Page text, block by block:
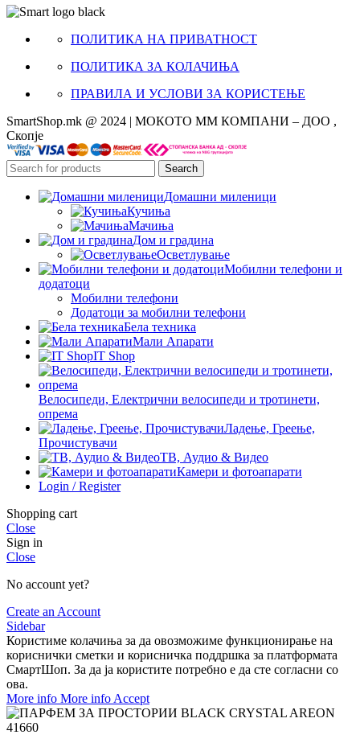
ПОЛИТИКА НА ПРИВАТНОСТ
ПОЛИТИКА ЗА КОЛАЧИЊА
ПРАВИЛА И УСЛОВИ ЗА КОРИСТЕЊЕ
SmartShop.mk @ 2024 | МОКОТО ММ КОМПАНИ – ДОО ,
Скопје
Search
Домашни миленици
Кучиња
Мачиња
Дом и градина
Осветлување
Мобилни телефони и
додатоци
Мобилни телефони
Додатоци за мобилни телефони
Бела техника
Мали Апарати
IT Shop
Велосипеди, Електрични велосипеди и тротинети,
опрема
Ладење, Греење,
Прочистувачи
ТВ, Аудио & Видео
Камери и фотоапарати
Login / Register
Shopping cart
Close
Sign in
Close
No account yet?
Create an Account
Sidebar
Користиме колачиња за да овозможиме функционирање на
кориснички сметки и корисничка поддршка за платформата
СмартШоп. За да ја користите потребно е да сте согласни со
ова.
More info More info Accept